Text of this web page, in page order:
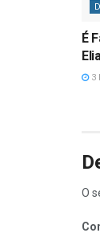
É
3
O